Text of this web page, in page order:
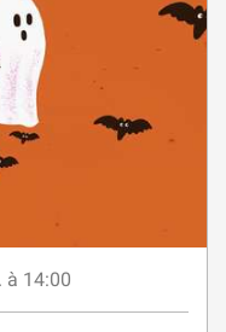
à 14:00